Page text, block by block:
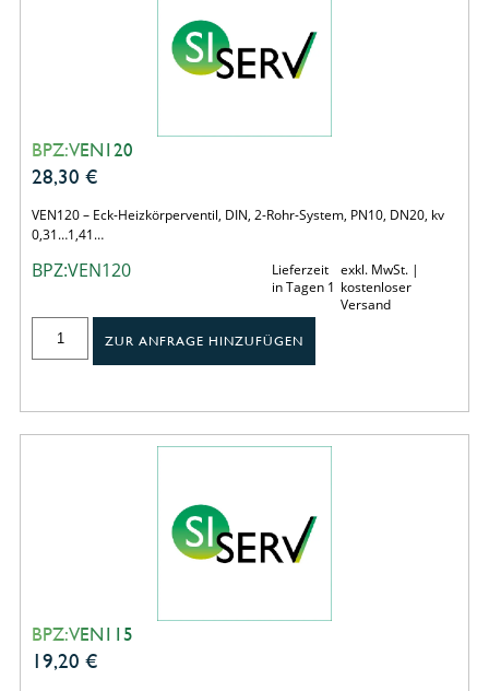
BPZ:VEN120
28,30 €
VEN120 – Eck-Heizkörperventil, DIN, 2-Rohr-System, PN10, DN20, kv
0,31…1,41…
BPZ:VEN120
Lieferzeit
in Tagen 1
exkl. MwSt. |
kostenloser
Versand
ZUR ANFRAGE HINZUFÜGEN
BPZ:VEN115
19,20 €